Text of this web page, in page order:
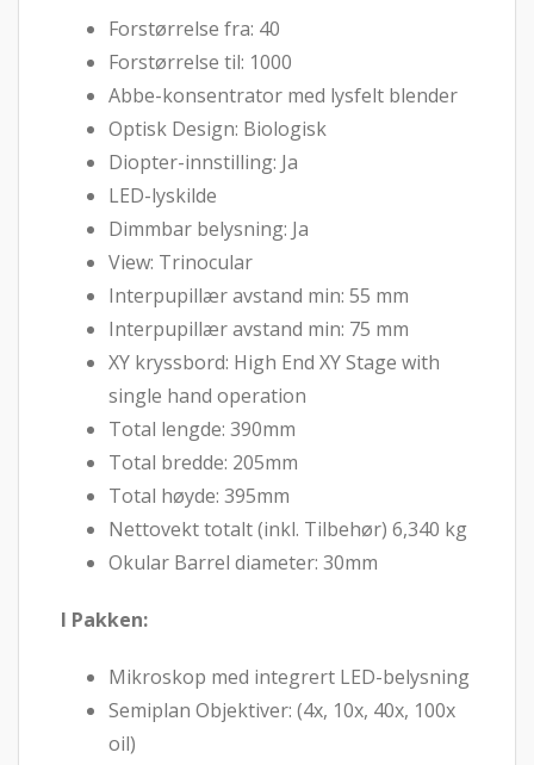
Forstørrelse fra: 40
Forstørrelse til: 1000
Abbe-konsentrator med lysfelt blender
Optisk Design: Biologisk
Diopter-innstilling: Ja
LED-lyskilde
Dimmbar belysning: Ja
View: Trinocular
Interpupillær avstand min: 55 mm
Interpupillær avstand min: 75 mm
XY kryssbord: High End XY Stage with
single hand operation
Total lengde: 390mm
Total bredde: 205mm
Total høyde: 395mm
Nettovekt totalt (inkl. Tilbehør) 6,340 kg
Okular Barrel diameter: 30mm
I Pakken:
Mikroskop med integrert LED-belysning
Semiplan Objektiver: (4x, 10x, 40x, 100x
oil)